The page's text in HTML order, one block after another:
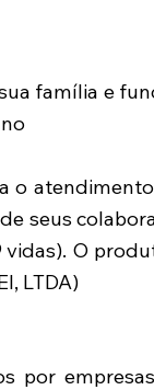
família e
seus
vidas). O
LTDA)
por